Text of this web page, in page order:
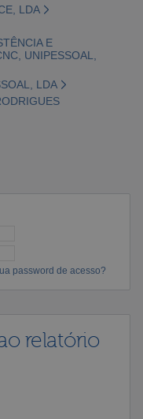
LDA
E
UNIPESSOAL,
LDA
password de acesso?
relatório